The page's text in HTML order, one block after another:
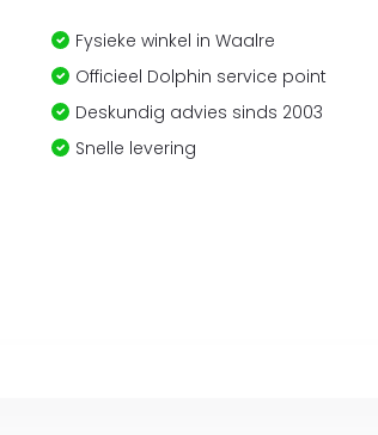
Fysieke winkel in Waalre
Officieel Dolphin service point
Deskundig advies sinds 2003
Snelle levering